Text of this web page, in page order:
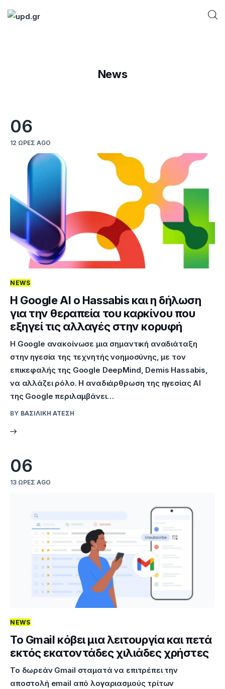
Futuring
AI news
Blog
Επικοινωνία
News
06
12 ΏΡΕΣ AGO
NEWS
Η Google ΑΙ ο Hassabis και η δήλωση
για την θεραπεία του καρκίνου που
εξηγεί τις αλλαγές στην κορυφή
Η Google ανακοίνωσε μια σημαντική αναδιάταξη
στην ηγεσία της τεχνητής νοημοσύνης, με τον
επικεφαλής της Google DeepMind, Demis Hassabis,
να αλλάζει ρόλο. Η αναδιάρθρωση της ηγεσίας AI
της Google περιλαμβάνει…
BY ΒΑΣΙΛΙΚΉ ΑΤΈΣΗ
06
13 ΏΡΕΣ AGO
NEWS
Το Gmail κόβει μια λειτουργία και πετά
εκτός εκατοντάδες χιλιάδες χρήστες
Το δωρεάν Gmail σταματά να επιτρέπει την
αποστολή email από λογαριασμούς τρίτων